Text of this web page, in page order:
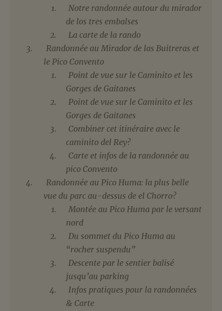
Notre randonnée autour du mirador
de los tres embalses
La carte de la rando
Randonnée au Mirador de las Buitreras et
le Pico Convento
Point de vue sur le Caminito et les
Gorges de Gaitanes
Point de vue sur le Caminito et les
Gorges de Gaitanes
Combiner cet itinéraire avec le
caminito del Rey?
Carte et infos de la randonnée au
pico Convento
Randonnée au Pico Huma: la plus belle
vue du parc au-dessus de el Chorro?
Montée au Pico Huma par le versant
nord
Du sommet du Pico Huma au
“rocher suspendu”
Descente par le sentier balisé
jusqu’au parking
Infos pratiques pour la randonnées
& Carte